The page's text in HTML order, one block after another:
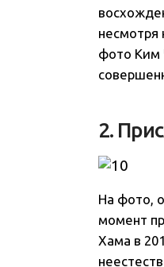
несмотря
фото Ким
2.
На фото,
момент
Хама в